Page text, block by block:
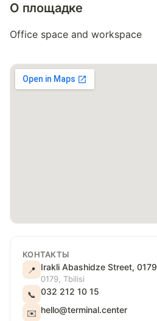
О площадке
Office space and workspace
КОНТАКТЫ
📍 Irakli Abashidze Street, 0179
0179, Tbilisi
📞 032 212 10 15
✉️ hello@terminal.center